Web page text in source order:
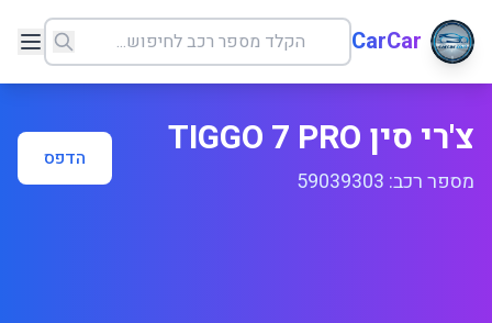
CarCar
צ'רי סין TIGGO 7 PRO
מספר רכב: 59039303
הדפס